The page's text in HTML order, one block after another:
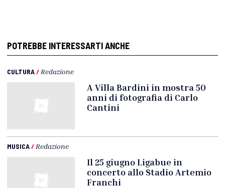
POTREBBE INTERESSARTI ANCHE
CULTURA/ Redazione
A Villa Bardini in mostra 50
anni di fotografia di Carlo
Cantini
MUSICA/ Redazione
Il 25 giugno Ligabue in
concerto allo Stadio Artemio
Franchi